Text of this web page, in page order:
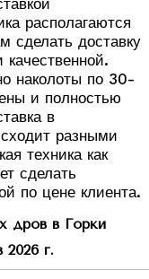
располагаются
сделать доставку
наколоты по 30-
и полностью
в
разными
техника как
сделать
по цене клиента.
дров в Горки
г.